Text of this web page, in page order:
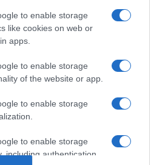
to enable storage
like cookies on web or
apps.
to enable storage
of the website or app.
to enable storage
to enable storage
including authentication
- P.IVA 02821290349